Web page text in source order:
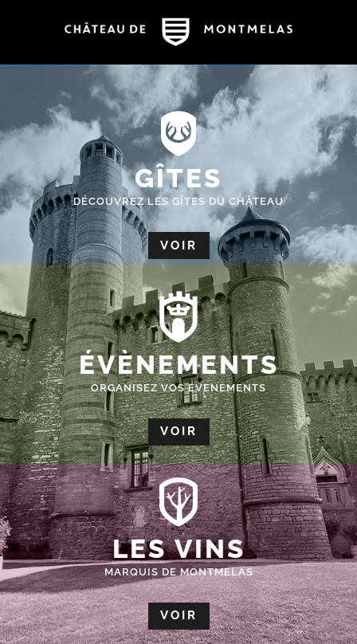
GÎTES
DÉCOUVREZ LES GÎTES DU CHÂTEAU
VOIR
ÉVÈNEMENTS
ORGANISEZ VOS EVENEMENTS
VOIR
LES VINS
MARQUIS DE MONTMELAS
VOIR